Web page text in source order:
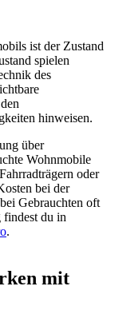
ist der Zustand
spielen
des
hinweisen.
über
Wohnmobile
oder
bei der
Gebrauchten oft
findest du in
.
mit